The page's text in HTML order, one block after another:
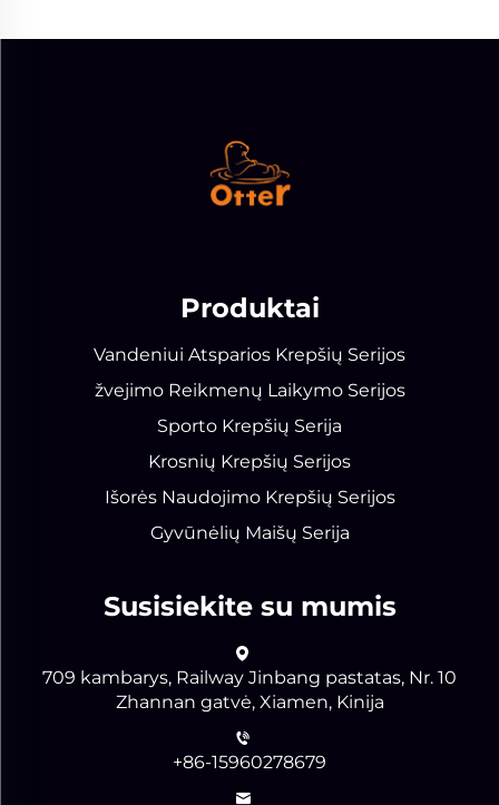
Produktai
Vandeniui Atsparios Krepšių Serijos
žvejimo Reikmenų Laikymo Serijos
Sporto Krepšių Serija
Krosnių Krepšių Serijos
Išorės Naudojimo Krepšių Serijos
Gyvūnėlių Maišų Serija
Susisiekite su mumis
709 kambarys, Railway Jinbang pastatas, Nr. 10
Zhannan gatvė, Xiamen, Kinija
+86-15960278679